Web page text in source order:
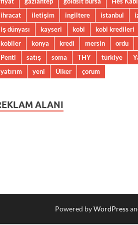
ihracat
iletişim ingiltere istanbul
iş dünyası
kayseri kobi
kobi kredileri
kobiler
konya kredi mersin ordu
Penti
satış soma THY türkiye
yatırım
yeni Ülker çorum
ALANI
Powered byWordPress